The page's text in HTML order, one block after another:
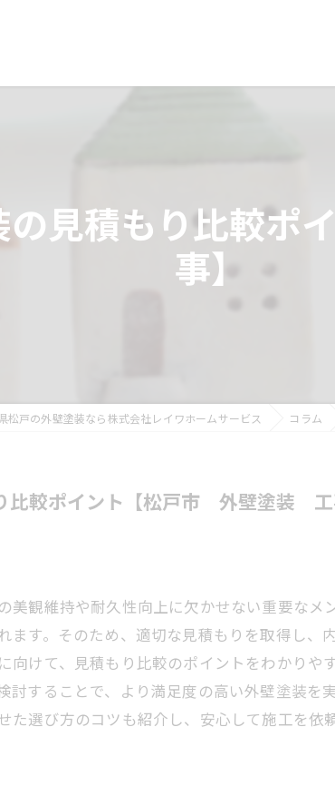
の見積もり比較
事】
松戸の外壁塗装なら株式会社レイワホームサービス コラム
比較ポイント【松戸市 外壁塗装 工
観維持や耐久性向上に欠かせない重要な
す。そのため、適切な見積もりを取得し、
けて、見積もり比較のポイントをわかり
討することで、より満足度の高い外壁塗装
選び方のコツも紹介し、安心して施工を依